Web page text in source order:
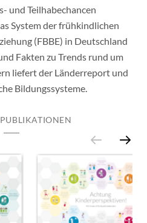
und Teilhabechancen
System der frühkindlichen
(FBBE) in Deutschland
Fakten zu Trends rund um
liefert der Länderreport und
Bildungssysteme.